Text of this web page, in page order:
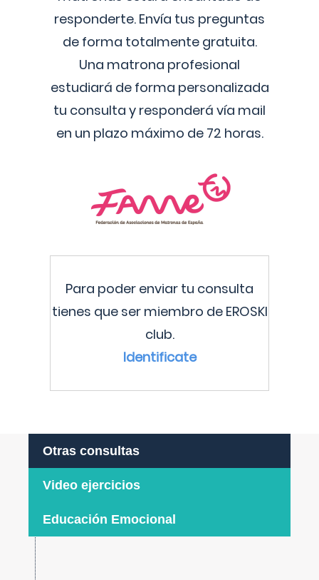
responderte. Envía tus preguntas
de forma totalmente gratuita.
Una matrona profesional
estudiará de forma personalizada
tu consulta y responderá vía mail
en un plazo máximo de 72 horas.
Para poder enviar tu consulta
tienes que ser miembro de EROSKI
club.
Identificate
Otras consultas
Video ejercicios
Educación Emocional